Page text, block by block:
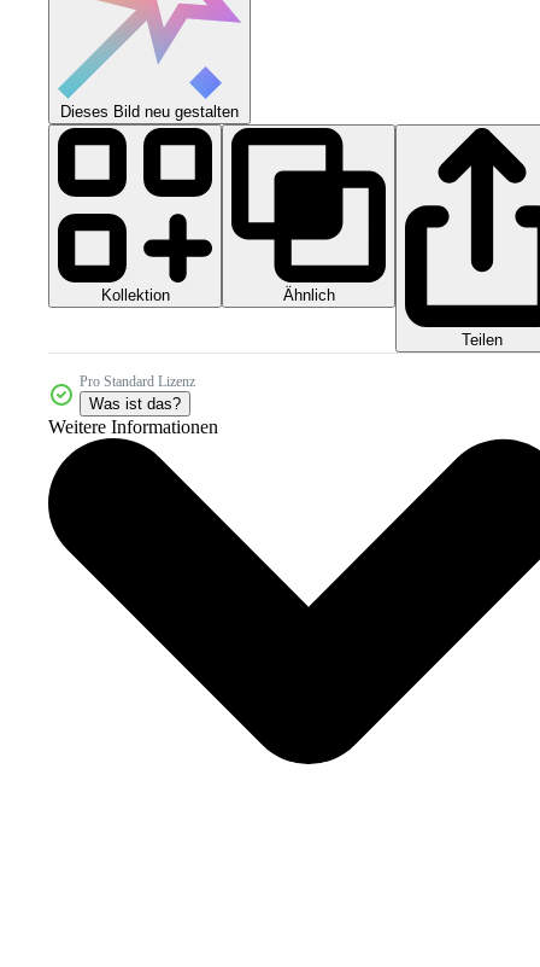
Dieses Bild neu gestalten
Kollektion Ähnlich
Teilen
Pro Standard Lizenz
Was ist das?
Weitere Informationen